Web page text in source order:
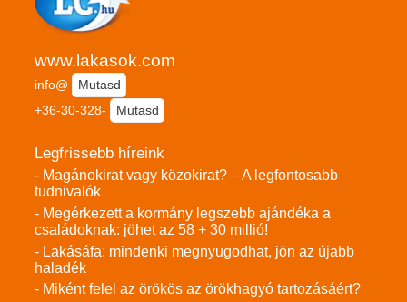
www.lakasok.com
info@
Mutasd
+36-30-328-
Mutasd
Legfrissebb híreink
- Magánokirat vagy közokirat? – A legfontosabb
tudnivalók
- Megérkezett a kormány legszebb ajándéka a
családoknak: jöhet az 58 + 30 millió!
- Lakásáfa: mindenki megnyugodhat, jön az újabb
haladék
- Miként felel az örökös az örökhagyó tartozásáért?